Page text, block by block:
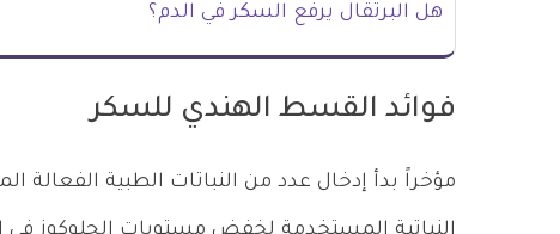
هل البرتقال يرفع السكر في الدم؟
فوائد القسط الهندي للسكر
مؤخراً بدأ إدخال عدد من النباتات الطبية